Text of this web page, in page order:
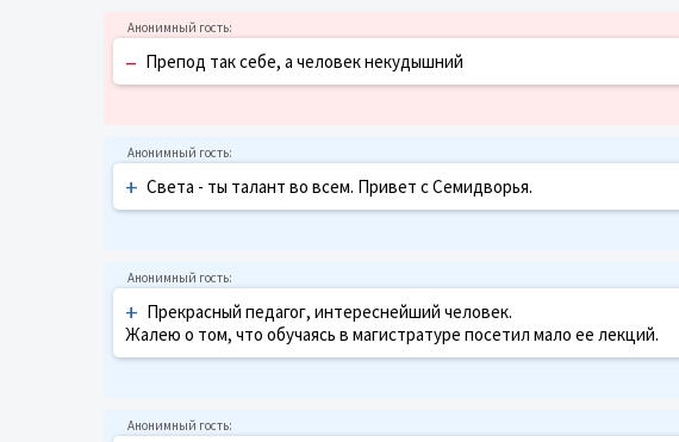
– Препод так себе, а человек некудышний
+ Света - ты талант во всем. Привет с Семидворья.
+ Прекрасный педагог, интереснейший человек.
Жалею о том, что обучаясь в магистратуре посетил мало ее лекций.